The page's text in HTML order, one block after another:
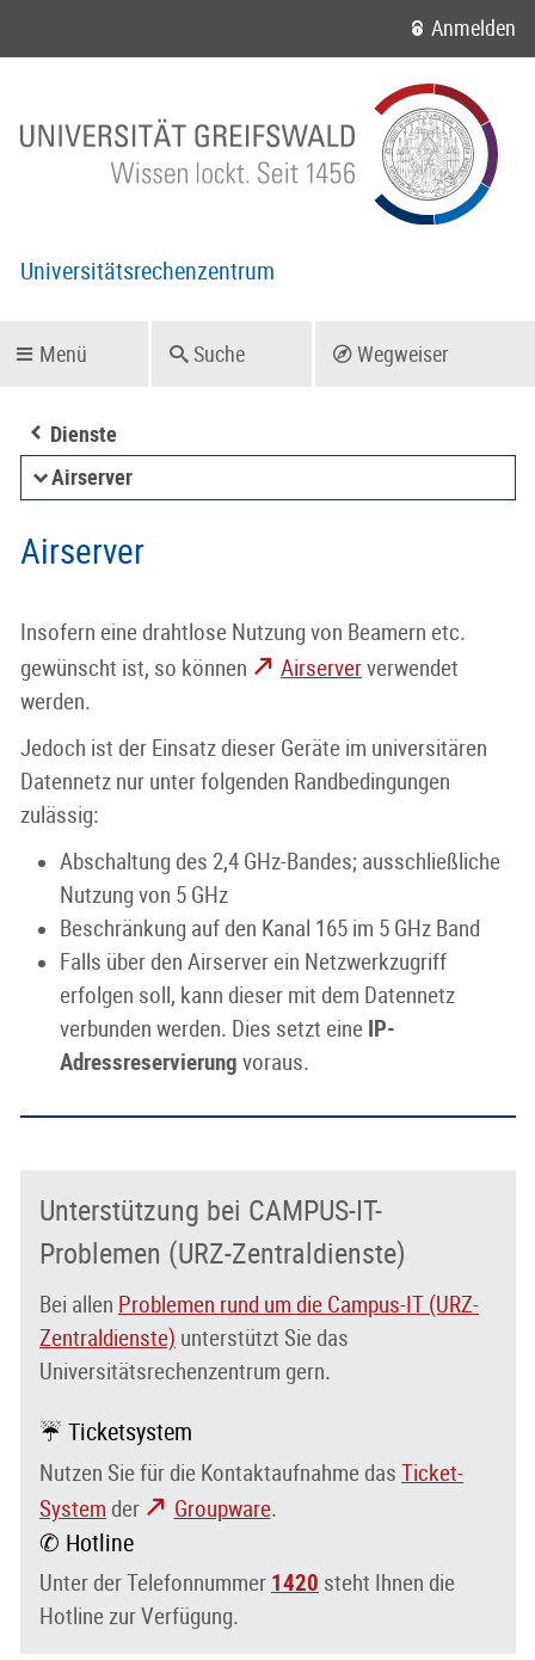
Anmelden
Universitätsrechenzentrum
Menü Suche Wegweiser
Dienste
Airserver
Airserver
Insofern eine drahtlose Nutzung von Beamern etc.
gewünscht ist, so können
Airserververwendet
werden.
Jedoch ist der Einsatz dieser Geräte im universitären
Datennetz nur unter folgenden Randbedingungen
zulässig:
Abschaltung des 2,4 GHz-Bandes; ausschließliche
Nutzung von 5 GHz
Beschränkung auf den Kanal 165 im 5 GHz Band
Falls über den Airserver ein Netzwerkzugriff
erfolgen soll, kann dieser mit dem Datennetz
verbunden werden. Dies setzt eine IP-
Adressreservierung voraus.
Unterstützung bei CAMPUS-IT-
Problemen (URZ-Zentraldienste)
Bei allen Problemen rund um die Campus-IT (URZ-
Zentraldienste) unterstützt Sie das
Universitätsrechenzentrum gern.
☔ Ticketsystem
Nutzen Sie für die Kontaktaufnahme das Ticket-
System der Groupware.
✆ Hotline
Unter der Telefonnummer 1420 steht Ihnen die
Hotline zur Verfügung.